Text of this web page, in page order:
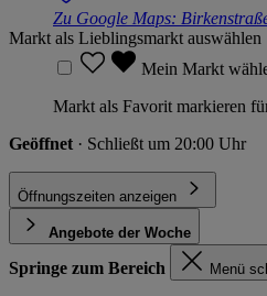
Zu Google Maps:
Markt als Lieblingsmarkt auswählen
Mein Markt
Markt als Favorit markieren
Geöffnet · Schließt um 20:00 Uhr
Öffnungszeiten anzeigen
Angebote der Woche
Springe zum Bereich Menü